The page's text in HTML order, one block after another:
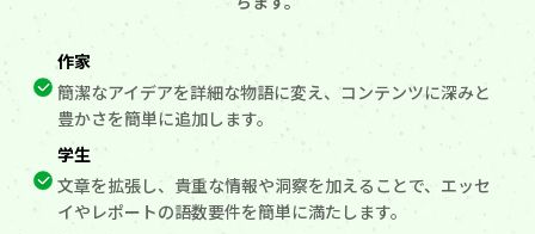
作家
簡潔なアイデアを詳細な物語に変え、コンテンツに深みと
豊かさを簡単に追加します。
学生
文章を拡張し、貴重な情報や洞察を加えることで、エッセ
イやレポートの語数要件を簡単に満たします。